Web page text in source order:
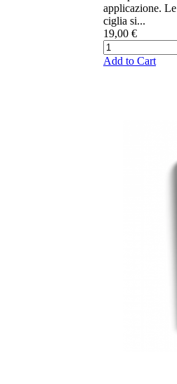
applicazione. Le
ciglia si...
19,00 €
Add to Cart